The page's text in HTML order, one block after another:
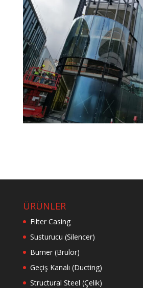
ÜRÜNLER
Filter Casing
Susturucu (Silencer)
Burner (Brülör)
Geçiş Kanalı (Ducting)
Structural Steel (Çelik)